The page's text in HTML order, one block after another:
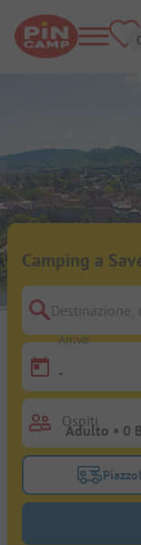
Camping a
Destinazione,
Arrivo
-
Ospiti